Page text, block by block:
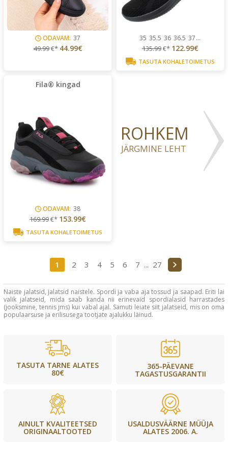
ODAVAM: 37
49.99€* 44.99€
35 35.5 36 36.5 37...
135.99€* 122.99€
TASUTA KOHALETOIMETUS
Fila® kingad
ODAVAM: 38
169.99€* 153.99€
TASUTA KOHALETOIMETUS
ROHKEM
JÄRGMINE LEHT
1 2 3 4 5 6 7 ... 27
Naiste jalatsid, jalatsid naistele. Spordi ja vaba aja tossud ja saapad. Eriti lai
valik jalatseid, mida saab kanda nii erinevaid spordialasid harrastades
(jooksmine, tennis jms) kui vabal ajal. Samuti leiate siit jalatseid, mis on oma
populaarsuse ja erilisusega tootjate ajalukku läinud.
TASUTA TARNE ALATES
80€
365-PÄEVANE
TAGASTUSGARANTII
AINULT KVALITEETSED
ORIGINAALTOOTED
USALDUSVÄÄRNE MÜÜJA
ALATES 2006. A.